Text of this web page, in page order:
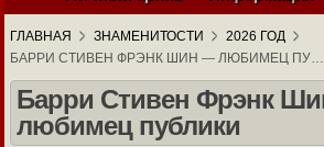
ГЛАВНАЯ ЗНАМЕНИТОСТИ
2026 ГОД
БАРРИ СТИВЕН ФРЭНК ШИН — ЛЮБИМЕЦ ПУ…
Барри Стивен Фрэнк
любимец публики